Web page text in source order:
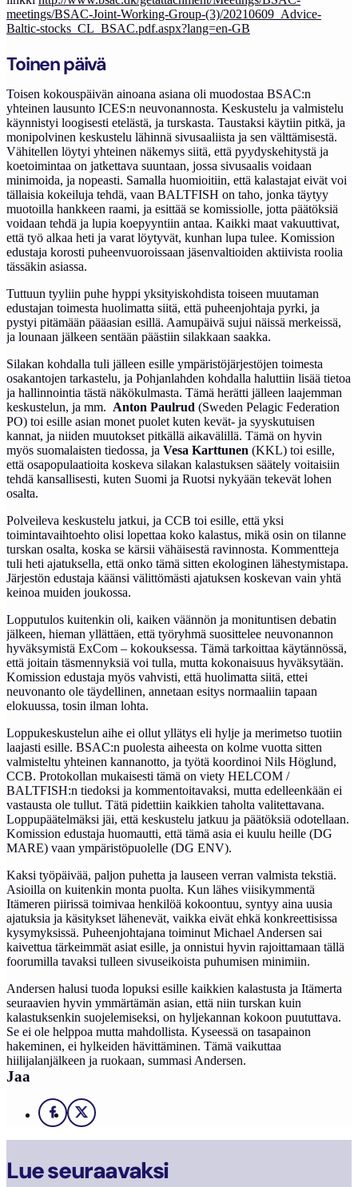
meetings/BSAC-Joint-Working-Group-(3)/20210609_Advice-
Baltic-stocks_CL_BSAC.pdf.aspx?lang=en-GB
Toinen päivä
Toisen kokouspäivän ainoana asiana oli muodostaa BSAC:n
yhteinen lausunto ICES:n neuvonannosta. Keskustelu ja valmistelu
käynnistyi loogisesti etelästä, ja turskasta. Taustaksi käytiin pitkä, ja
monipolvinen keskustelu lähinnä sivusaaliista ja sen välttämisestä.
Vähitellen löytyi yhteinen näkemys siitä, että pyydyskehitystä ja
koetoimintaa on jatkettava suuntaan, jossa sivusaalis voidaan
minimoida, ja nopeasti. Samalla huomioitiin, että kalastajat eivät voi
tällaisia kokeiluja tehdä, vaan BALTFISH on taho, jonka täytyy
muotoilla hankkeen raami, ja esittää se komissiolle, jotta päätöksiä
voidaan tehdä ja lupia koepyyntiin antaa. Kaikki maat vakuuttivat,
että työ alkaa heti ja varat löytyvät, kunhan lupa tulee. Komission
edustaja korosti puheenvuoroissaan jäsenvaltioiden aktiivista roolia
tässäkin asiassa.
Tuttuun tyyliin puhe hyppi yksityiskohdista toiseen muutaman
edustajan toimesta huolimatta siitä, että puheenjohtaja pyrki, ja
pystyi pitämään pääasian esillä. Aamupäivä sujui näissä merkeissä,
ja lounaan jälkeen sentään päästiin silakkaan saakka.
Silakan kohdalla tuli jälleen esille ympäristöjärjestöjen toimesta
osakantojen tarkastelu, ja Pohjanlahden kohdalla haluttiin lisää tietoa
ja hallinnointia tästä näkökulmasta. Tämä herätti jälleen laajemman
keskustelun, ja mm. Anton Paulrud (Sweden Pelagic Federation
PO) toi esille asian monet puolet kuten kevät- ja syyskutuisen
kannat, ja niiden muutokset pitkällä aikavälillä. Tämä on hyvin
myös suomalaisten tiedossa, ja Vesa Karttunen (KKL) toi esille,
että osapopulaatioita koskeva silakan kalastuksen säätely voitaisiin
tehdä kansallisesti, kuten Suomi ja Ruotsi nykyään tekevät lohen
osalta.
Polveileva keskustelu jatkui, ja CCB toi esille, että yksi
toimintavaihtoehto olisi lopettaa koko kalastus, mikä osin on tilanne
turskan osalta, koska se kärsii vähäisestä ravinnosta. Kommentteja
tuli heti ajatuksella, että onko tämä sitten ekologinen lähestymistapa.
Järjestön edustaja käänsi välittömästi ajatuksen koskevan vain yhtä
keinoa muiden joukossa.
Lopputulos kuitenkin oli, kaiken väännön ja monituntisen debatin
jälkeen, hieman yllättäen, että työryhmä suosittelee neuvonannon
hyväksymistä ExCom – kokouksessa. Tämä tarkoittaa käytännössä,
että joitain täsmennyksiä voi tulla, mutta kokonaisuus hyväksytään.
Komission edustaja myös vahvisti, että huolimatta siitä, ettei
neuvonanto ole täydellinen, annetaan esitys normaaliin tapaan
elokuussa, tosin ilman lohta.
Loppukeskustelun aihe ei ollut yllätys eli hylje ja merimetso tuotiin
laajasti esille. BSAC:n puolesta aiheesta on kolme vuotta sitten
valmisteltu yhteinen kannanotto, ja työtä koordinoi Nils Höglund,
CCB. Protokollan mukaisesti tämä on viety HELCOM /
BALTFISH:n tiedoksi ja kommentoitavaksi, mutta edelleenkään ei
vastausta ole tullut. Tätä pidettiin kaikkien taholta valitettavana.
Loppupäätelmäksi jäi, että keskustelu jatkuu ja päätöksiä odotellaan.
Komission edustaja huomautti, että tämä asia ei kuulu heille (DG
MARE) vaan ympäristöpuolelle (DG ENV).
Kaksi työpäivää, paljon puhetta ja lauseen verran valmista tekstiä.
Asioilla on kuitenkin monta puolta. Kun lähes viisikymmentä
Itämeren piirissä toimivaa henkilöä kokoontuu, syntyy aina uusia
ajatuksia ja käsitykset lähenevät, vaikka eivät ehkä konkreettisissa
kysymyksissä. Puheenjohtajana toiminut Michael Andersen sai
kaivettua tärkeimmät asiat esille, ja onnistui hyvin rajoittamaan tällä
foorumilla tavaksi tulleen sivuseikoista puhumisen minimiin.
Andersen halusi tuoda lopuksi esille kaikkien kalastusta ja Itämerta
seuraavien hyvin ymmärtämän asian, että niin turskan kuin
kalastuksenkin suojelemiseksi, on hyljekannan kokoon puututtava.
Se ei ole helppoa mutta mahdollista. Kyseessä on tasapainon
hakeminen, ei hylkeiden hävittäminen. Tämä vaikuttaa
hiilijalanjälkeen ja ruokaan, summasi Andersen.
Jaa
Facebook
X
Lue seuraavaksi